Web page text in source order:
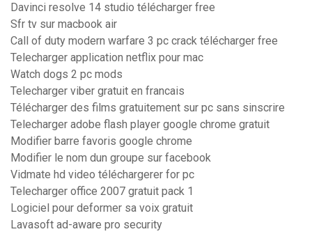
Davinci resolve 14 studio télécharger free
Sfr tv sur macbook air
Call of duty modern warfare 3 pc crack télécharger free
Telecharger application netflix pour mac
Watch dogs 2 pc mods
Telecharger viber gratuit en francais
Télécharger des films gratuitement sur pc sans sinscrire
Telecharger adobe flash player google chrome gratuit
Modifier barre favoris google chrome
Modifier le nom dun groupe sur facebook
Vidmate hd video téléchargerer for pc
Telecharger office 2007 gratuit pack 1
Logiciel pour deformer sa voix gratuit
Lavasoft ad-aware pro security